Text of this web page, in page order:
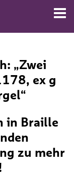
„Zwei
ex g
in Braille
zu mehr